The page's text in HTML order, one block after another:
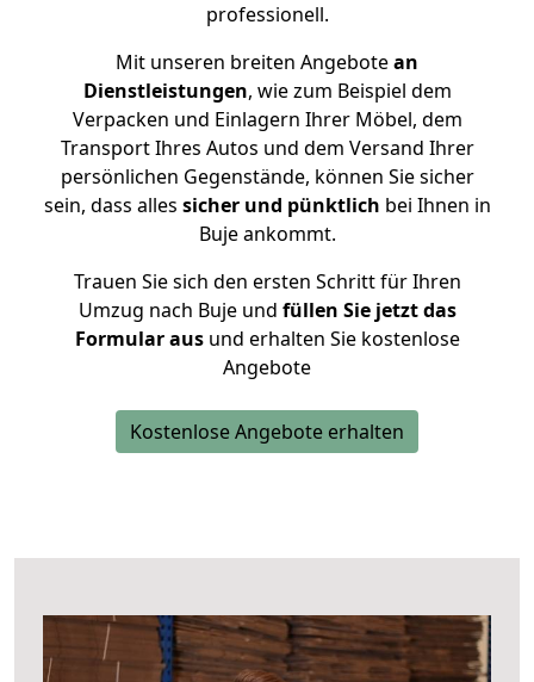
professionell.
Mit unseren breiten Angebotean
Dienstleistungen, wie zum Beispiel dem
Verpacken und Einlagern Ihrer Möbel, dem
Transport Ihres Autos und dem Versand Ihrer
persönlichen Gegenstände, können Sie sicher
sein, dass alles sicher und pünktlich bei Ihnen in
Buje ankommt.
Trauen Sie sich den ersten Schritt für Ihren
Umzug nach Buje und füllen Sie jetzt das
Formular ausund erhalten Sie kostenlose
Angebote
Kostenlose Angebote erhalten